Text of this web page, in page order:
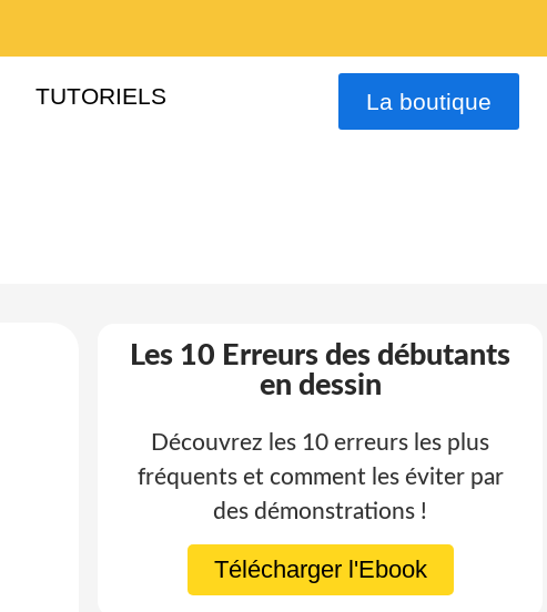
TUTORIELS La boutique
Les 10 Erreurs des débutants
en dessin
Découvrez les 10 erreurs les plus
fréquents et comment les éviter par
des démonstrations !
Télécharger l'Ebook